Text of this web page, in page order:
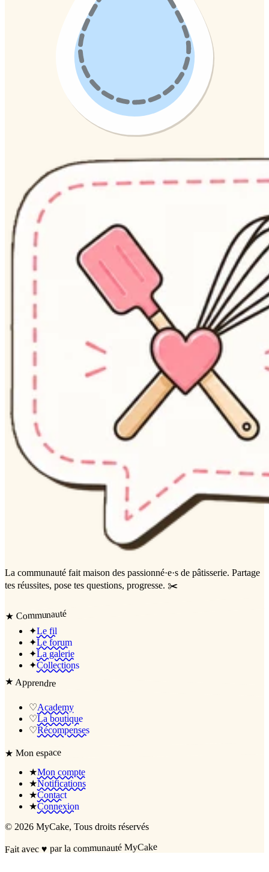
La communauté fait maison des passionné·e·s de pâtisserie. Partage
tes réussites, pose tes questions, progresse. ✂️
★ Communauté
✦Le fil
✦Le forum
✦La galerie
✦Collections
★Apprendre
♡Academy
♡La boutique
♡Récompenses
★Mon espace
★Mon compte
★Notifications
★Contact
★Connexion
© 2026 MyCake, Tous droits réservés
Fait avec♥ par la communauté MyCake